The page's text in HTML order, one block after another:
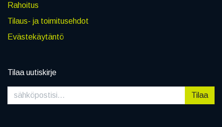
Rahoitus
Tilaus- ja toimitusehdot
Evästekäytäntö
Tilaa uutiskirje
Tilaa